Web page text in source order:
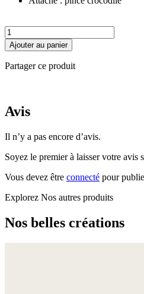
quantité
de
Pince
cheveux
Coline
Ajouter au panier
Partager ce produit
Avis
Il n’y a pas encore d’avis.
Soyez le premier à laisser votre avis
Vous devez être connecté pour
Explorez Nos autres produits
Nos belles créations